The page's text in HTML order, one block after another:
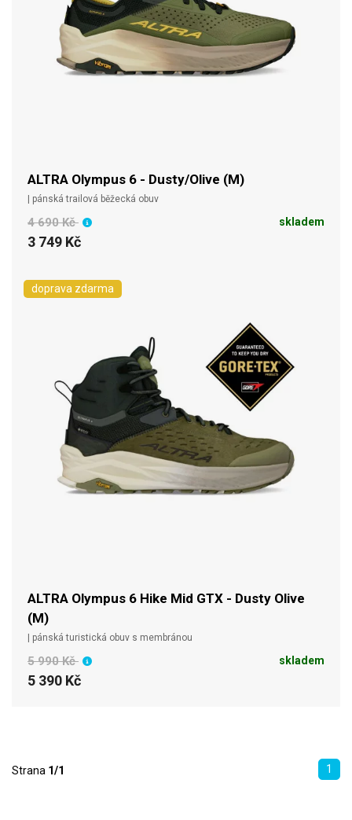
ALTRA Olympus 6 - Dusty/Olive (M)
| pánská trailová běžecká obuv
4 690 Kč
3 749 Kč
skladem
doprava zdarma
ALTRA Olympus 6 Hike Mid GTX - Dusty Olive
(M)
| pánská turistická obuv s membránou
5 990 Kč
5 390 Kč
skladem
Strana 1/1 1